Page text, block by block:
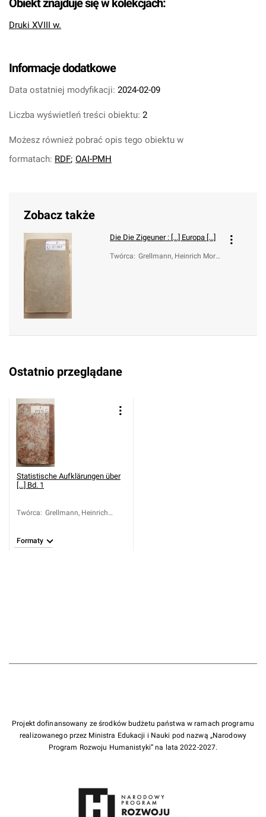
Obiekt znajduje się w kolekcjach:
Druki XVIII w.
Informacje dodatkowe
Data ostatniej modyfikacji: 2024-02-09
Liczba wyświetleń treści obiektu: 2
Możesz również pobrać opis tego obiektu w
formatach: RDF; OAI-PMH
Zobacz także
Die Die Zigeuner : [...] Europa [...]
Twórca: Grellmann, Heinrich Morit
Ostatnio przeglądane
Statistische Aufklärungen über
[...] Bd. 1
Twórca: Grellmann, Heinrich
Formaty
Projekt dofinansowany ze środków budżetu państwa w ramach programu
realizowanego przez Ministra Edukacji i Nauki pod nazwą „Narodowy
Program Rozwoju Humanistyki” na lata 2022-2027.